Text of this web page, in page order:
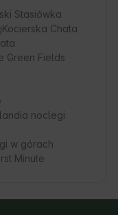
Stasiówka
Kocierska Chata
Green Fields
noclegi
w górach
Minute